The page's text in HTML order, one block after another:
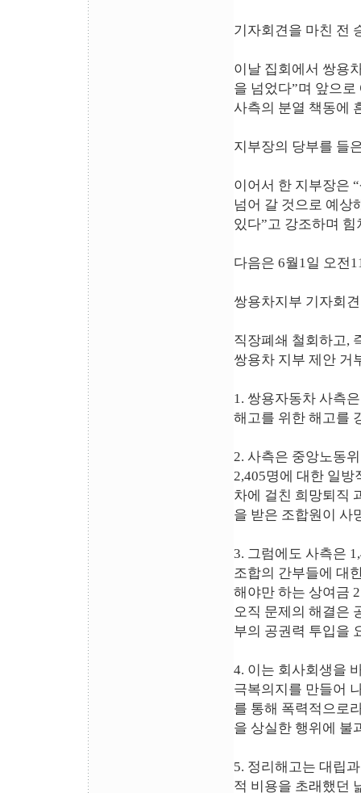
기자회견을 마친 전
이날 집회에서 쌍용
을 넘었다”며 앞으
사측의 분열 책동에
지부장의 당부를 들
이어서 한 지부장은
넘어 갈 것으로 예상
있다”고 강조하며
다음은 6월1일 오전
쌍용차지부 기자회
직장폐쇄 철회하고,
쌍용차 지부 제안 거
1. 쌍용자동차 사측
해고를 위한 해고를
2. 사측은 중앙노동
2,405명에 대한 일방
차에 걸친 희망퇴직
을 받은 조합원이 사
3. 그럼에도 사측은
조합의 간부들에 대
해야만 하는 상여금
오직 문제의 해결은
부의 공권력 투입을
4. 이는 회사회생을
극복의지를 만들어
를 통해 폭력적으로
을 상실한 행위에 불
5. 정리해고는 대립
적 비용을 초래했던